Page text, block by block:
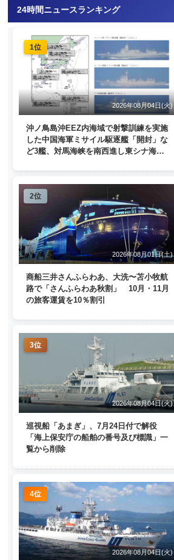
24時間ニュースランキング
1位
2026年08月04日(火)
沖ノ鳥島沖EEZ内海域で射撃訓練を実施
した中国海軍ミサイル駆逐艦「開封」な
ど3艦、対馬海峡を南西進し東シナ海
2位
2026年08月01日(土)
商船三井さんふらわあ、大洗〜苫小牧航
路で「さんふらわあ秋割」 10月・11月
の旅客運賃を10％割引
3位
2026年08月04日(火)
巡視船「あまぎ」、7月24日付で解役
「海上保安庁の船舶の番号及び標識」一
覧から削除
4位
2026年08月04日(火)